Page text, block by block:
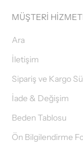
MÜŞTERİ
Ara
İletişim
Sipariş ve Kargo
İade & Değişim
Beden Tablosu
Ön Bilgilendirme